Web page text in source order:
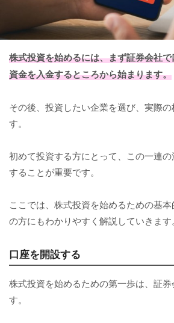
株式投資を始めるには、まず証券会社
資金を入金するところから始まります。
その後、投資したい企業を選び、実際
す。
初めて投資する方にとって、この一連
することが重要です。
ここでは、株式投資を始めるための基
の方にもわかりやすく解説していきます。
口座を開設する
株式投資を始めるための第一歩は、証
す。